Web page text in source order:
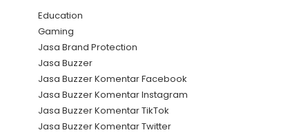
Education
Gaming
Jasa Brand Protection
Jasa Buzzer
Jasa Buzzer Komentar Facebook
Jasa Buzzer Komentar Instagram
Jasa Buzzer Komentar TikTok
Jasa Buzzer Komentar Twitter